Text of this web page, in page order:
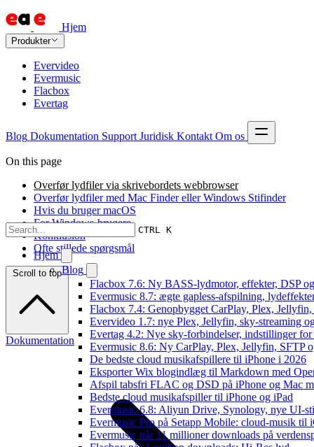
Hjem
Produkter
Evervideo
Evermusic
Flacbox
Evertag
Blog Dokumentation Support Juridisk Kontakt Om os
CTRL K
Hjem
Blog
Flacbox 7.6: Ny BASS-lydmotor, effekter, DSP
Evermusic 8.7: ægte gapless-afspilning,
Flacbox 7.4: Genopbygget CarPlay, Plex,
Evervideo 1.7: nye Plex, Jellyfin, sky-streaming
Evertag 4.2: Nye sky-forbindelser, indstillinger
Evermusic 8.6: Ny CarPlay, Plex, Jellyfin, SFTP
De bedste cloud musikafspillere til iPhone i 2026
Eksporter Wix blogindlæg til Markdown med
Afspil tabsfri FLAC og DSD på iPhone og Mac
Bedste cloud musikafspiller til iPhone og iPad
Evermusic 6.8: Aliyun Drive, Synology, nye UI-
Evermusic Pro på Setapp Mobile: cloud-musik til
Evermusic når 11 millioner downloads på
On this page
Overfør lydfiler via skrivebordets webbrowser
Overfør lydfiler med Mac Finder eller Windows Stifinder
Hvis du bruger macOS
For Windows-brugere
Konklusion
Ofte stillede spørgsmål
Scroll to top
Dokumentation